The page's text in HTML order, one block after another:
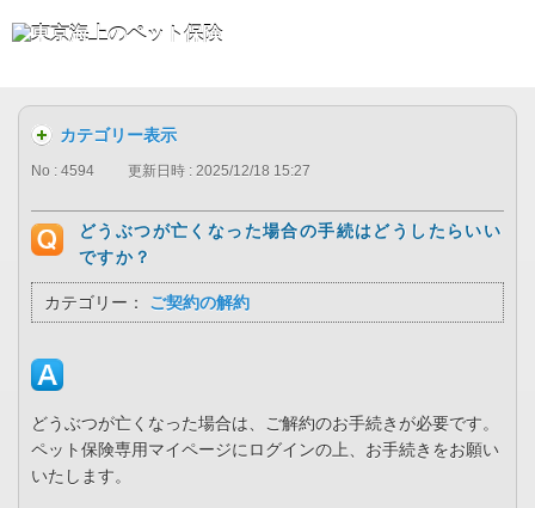
カテゴリー表示
No : 4594 更新日時 : 2025/12/18 15:27
どうぶつが亡くなった場合の手続はどうしたらいい
ですか？
カテゴリー： ご契約の解約
どうぶつが亡くなった場合は、ご解約のお手続きが必要です。
ペット保険専用マイページにログインの上、お手続きをお願い
いたします。